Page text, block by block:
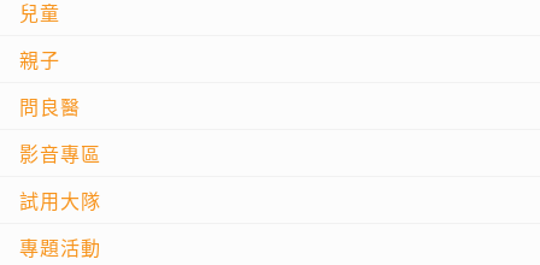
兒童
親子
問良醫
影音專區
試用大隊
專題活動